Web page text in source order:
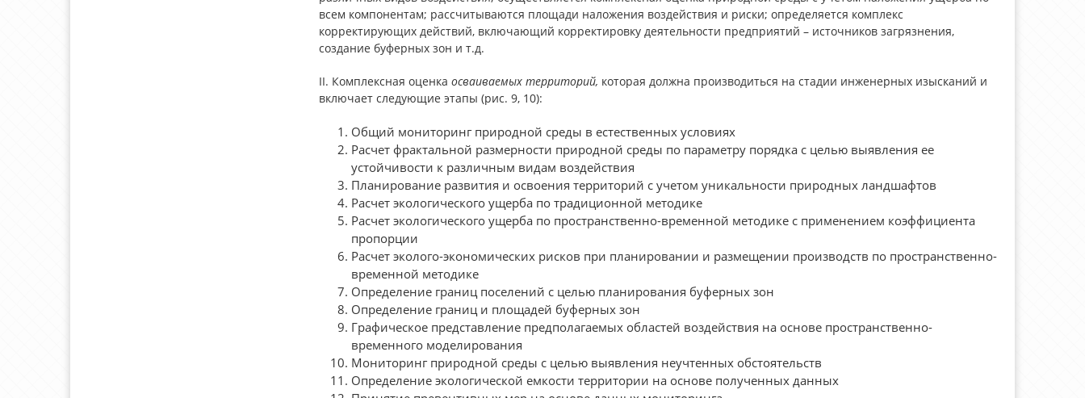
всем компонентам; рассчитываются площади наложения воздействия и риски; определяется комплекс
корректирующих действий, включающий корректировку деятельности предприятий – источников загрязнения,
создание буферных зон и т.д.
II. Комплексная оценка осваиваемых территорий, которая должна производиться на стадии инженерных изысканий и
включает следующие этапы (рис. 9, 10):
Общий мониторинг природной среды в естественных условиях
Расчет фрактальной размерности природной среды по параметру порядка с целью выявления ее
устойчивости к различным видам воздействия
Планирование развития и освоения территорий с учетом уникальности природных ландшафтов
Расчет экологического ущерба по традиционной методике
Расчет экологического ущерба по пространственно-временной методике с применением коэффициента
пропорции
Расчет эколого-экономических рисков при планировании и размещении производств по пространственно-
временной методике
Определение границ поселений с целью планирования буферных зон
Определение границ и площадей буферных зон
Графическое представление предполагаемых областей воздействия на основе пространственно-
временного моделирования
Мониторинг природной среды с целью выявления неучтенных обстоятельств
Определение экологической емкости территории на основе полученных данных